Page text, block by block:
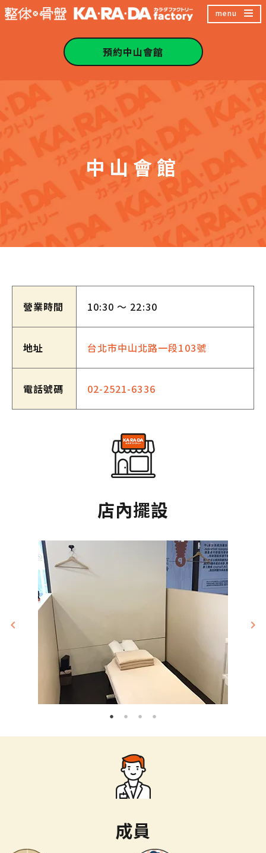
跳
容
區
menu
預約中山會館
中山會館
營業時間 10:30 ～ 22:30
地址 台北市中山北路一段103號
電話號碼 02-2521-6336
店內擺設
成員